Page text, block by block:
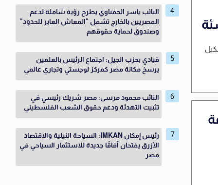
النائب ياسر الحفناوي يطرح رؤية شاملة لدعم
المصريين بالخارج تشمل "المعاش العابر للحدود"
وصندوق لحماية حقوقهم
قيادي بحزب الجيل: اجتماع الرئيس بالعلمين
يرسخ مكانة مصر كمركز لوجستي وتجاري عالمي
النائب محمود مرسى: مصر شريك رئيسي في
تثبيت التهدئة ودعم حقوق الشعب الفلسطيني
رئيس إمكان IMKAN: السياحة النيلية والاقتصاد
الأزرق يفتحان آفاقًا جديدة للاستثمار السياحي في
مصر